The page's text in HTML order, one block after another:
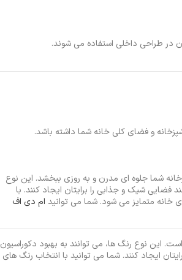
در طراحی داخلی استفاده می شوند.
شما جلوه ای مدرن و به‌ روزی ببخشد. این نوع
فضایی شیک و جذابی را برایتان ایجاد کنند. با
خانه متمایز می شود. شما می توانید ام دی اف
این نوع رنگ ها، می توانند به بهبود دکوراسیون
ایجاد کنند. شما می توانید با انتخاب رنگ های